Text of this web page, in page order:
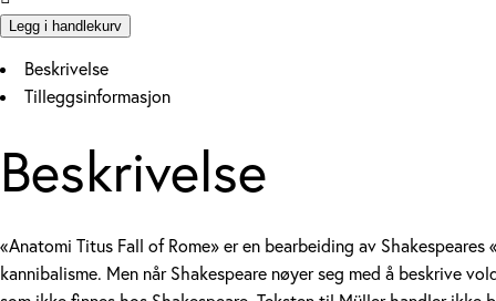
Rome
quantity
Legg i handlekurv
Beskrivelse
Tilleggsinformasjon
Beskrivelse
«Anatomi Titus Fall of Rome» er en bearbeiding av
kannibalisme. Men når Shakespeare nøyer seg med å beskrive